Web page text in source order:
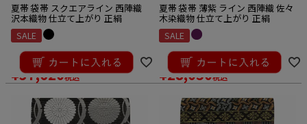
夏帯 袋帯 スクエアライン 西陣織
沢本織物 仕立て上がり 正絹
SALE
41,800のところ
¥37,620税込
夏帯 袋帯 薄紫 ライン 西陣織 佐々
木染織物 仕立て上がり 正絹
SALE
33,000のところ
¥28,050税込